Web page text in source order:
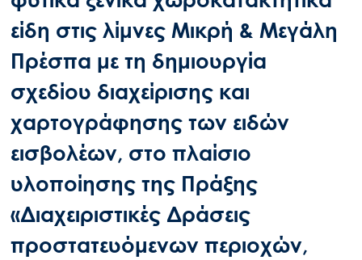
είδη στις λίμνες Μικρή & Μεγάλη
Πρέσπα με τη δημιουργία
σχεδίου διαχείρισης και
χαρτογράφησης των ειδών
εισβολέων, στο πλαίσιο
υλοποίησης της Πράξης
«Διαχειριστικές Δράσεις
προστατευόμενων περιοχών,